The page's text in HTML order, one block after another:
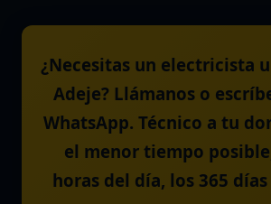
¿Necesitas un electricista
Adeje? Llámanos o
WhatsApp. Técnico a tu
el menor tiempo
horas del día, los 365